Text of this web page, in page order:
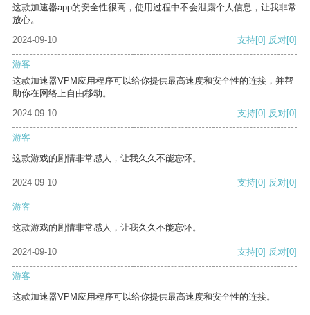
这款加速器app的安全性很高，使用过程中不会泄露个人信息，让我非常
放心。
2024-09-10
支持[0] 反对[0]
游客
这款加速器VPM应用程序可以给你提供最高速度和安全性的连接，并帮
助你在网络上自由移动。
2024-09-10
支持[0] 反对[0]
游客
这款游戏的剧情非常感人，让我久久不能忘怀。
2024-09-10 支持[0] 反对[0]
游客
这款游戏的剧情非常感人，让我久久不能忘怀。
2024-09-10 支持[0] 反对[0]
游客
这款加速器VPM应用程序可以给你提供最高速度和安全性的连接。